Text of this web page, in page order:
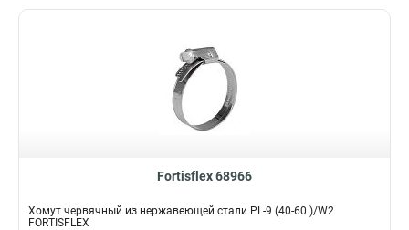
Fortisflex 68966
Хомут червячный из нержавеющей стали PL-9 (40-60 )/W2
FORTISFLEX